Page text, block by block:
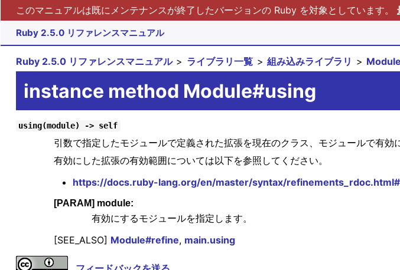
このマニュアルは既にメンテナンスが終了したバージョンの Ruby を対象としています。
Ruby 2.5.0 リファレンスマニュアル
Ruby 2.5.0 リファレンスマニュアル ライブラリ一覧 組み込みライブラリ
instance method Module#using
using(module) -> self
引数で指定したモジュールで定義された拡張を現在のクラス、モジュールで有効
有効にした拡張の有効範囲については以下を参照してください。
https://docs.ruby-lang.org/en/master/syntax/
[PARAM] module:
有効にするモジュールを指定します。
[SEE_ALSO] Module#refine, main.using